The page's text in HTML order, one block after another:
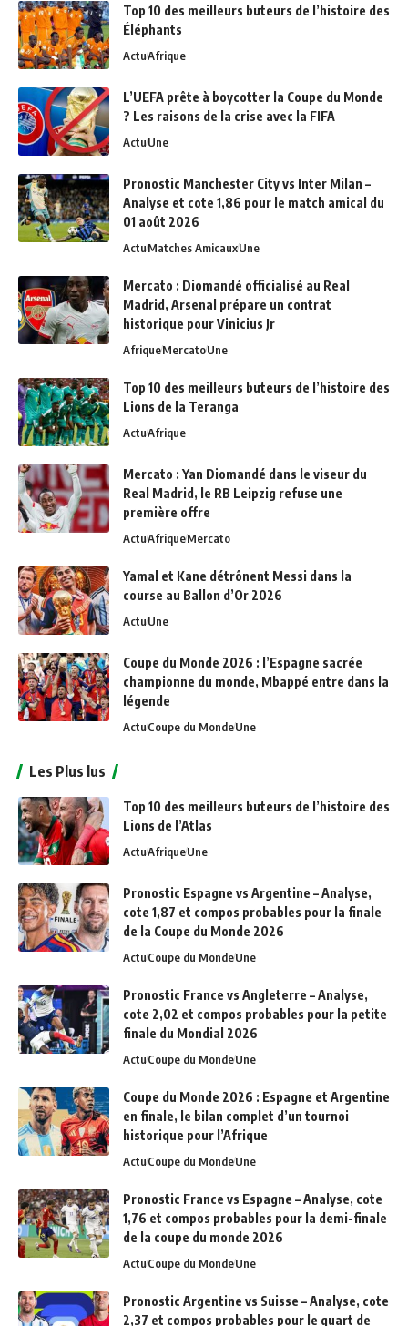
Top 10 des meilleurs buteurs de l’histoire des
Éléphants
ActuAfrique
L’UEFA prête à boycotter la Coupe du Monde
? Les raisons de la crise avec la FIFA
ActuUne
Pronostic Manchester City vs Inter Milan –
Analyse et cote 1,86 pour le match amical du
01 août 2026
ActuMatches AmicauxUne
Mercato : Diomandé officialisé au Real
Madrid, Arsenal prépare un contrat
historique pour Vinicius Jr
AfriqueMercatoUne
Top 10 des meilleurs buteurs de l’histoire des
Lions de la Teranga
ActuAfrique
Mercato : Yan Diomandé dans le viseur du
Real Madrid, le RB Leipzig refuse une
première offre
ActuAfriqueMercato
Yamal et Kane détrônent Messi dans la
course au Ballon d’Or 2026
ActuUne
Coupe du Monde 2026 : l’Espagne sacrée
championne du monde, Mbappé entre dans la
légende
ActuCoupe du MondeUne
Les Plus lus
Top 10 des meilleurs buteurs de l’histoire des
Lions de l’Atlas
ActuAfriqueUne
Pronostic Espagne vs Argentine – Analyse,
cote 1,87 et compos probables pour la finale
de la Coupe du Monde 2026
ActuCoupe du MondeUne
Pronostic France vs Angleterre – Analyse,
cote 2,02 et compos probables pour la petite
finale du Mondial 2026
ActuCoupe du MondeUne
Coupe du Monde 2026 : Espagne et Argentine
en finale, le bilan complet d’un tournoi
historique pour l’Afrique
ActuCoupe du MondeUne
Pronostic France vs Espagne – Analyse, cote
1,76 et compos probables pour la demi-finale
de la coupe du monde 2026
ActuCoupe du MondeUne
Pronostic Argentine vs Suisse – Analyse, cote
2,37 et compos probables pour le quart de